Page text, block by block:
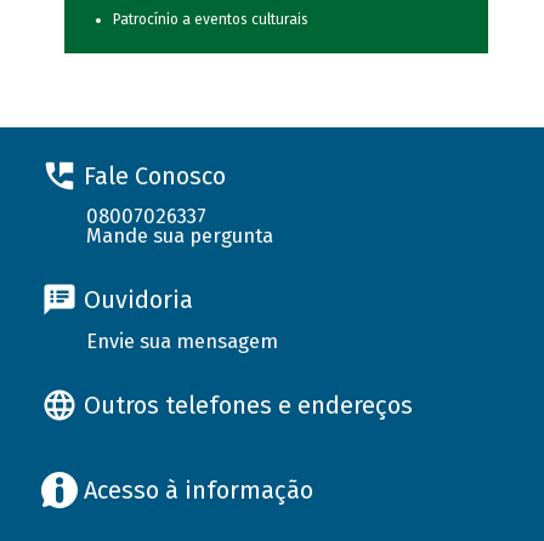
Patrocínio a eventos culturais
Fale Conosco
08007026337
Mande sua pergunta
Ouvidoria
Envie sua mensagem
Outros telefones e endereços
Acesso à informação